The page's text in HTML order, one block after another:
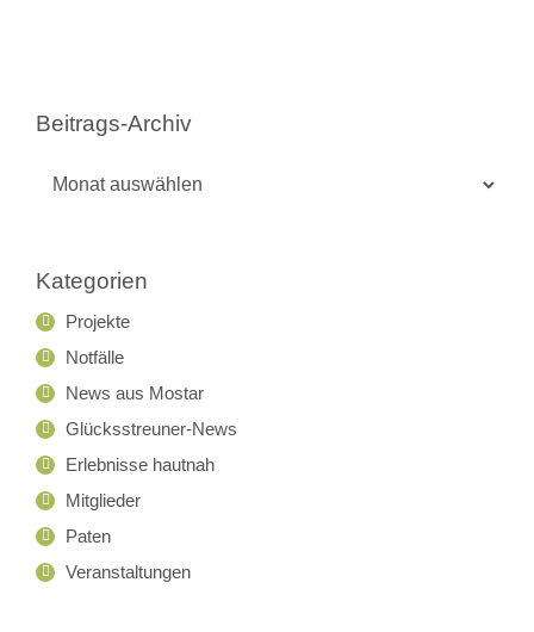
Beitrags-Archiv
Kategorien
Projekte
Notfälle
News aus Mostar
Glücksstreuner-News
Erlebnisse hautnah
Mitglieder
Paten
Veranstaltungen